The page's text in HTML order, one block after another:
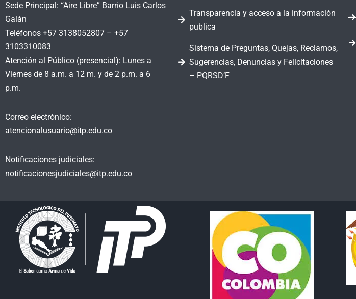
Sede Principal: “Aire Libre” Barrio Luis Carlos
Galán
Teléfonos +57 3138052807 – +57
3103310083
Atención al Público (presencial): Lunes a
Viernes de 8 a.m. a 12 m. y de 2 p.m. a 6
p.m.
Correo electrónico:
atencionalusuario@itp.edu.co
Notificaciones judiciales:
notificacionesjudiciales@itp.edu.co
Transparencia y acceso a la información
publica
Sistema de Preguntas, Quejas, Reclamos,
Sugerencias, Denuncias y Felicitaciones
– PQRSD’F